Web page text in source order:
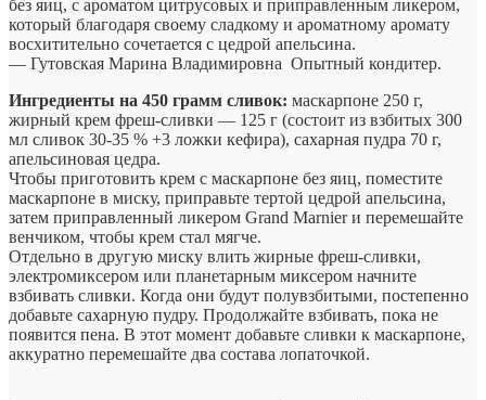
без яиц, с ароматом цитрусовых и приправленным ликером,
который благодаря своему сладкому и ароматному аромату
восхитительно сочетается с цедрой апельсина.
— Гутовская Марина Владимировна Опытный кондитер.
Ингредиенты на 450 грамм сливок: маскарпоне 250 г,
жирный крем фреш-сливки — 125 г (состоит из взбитых 300
мл сливок 30-35 % +3 ложки кефира), сахарная пудра 70 г,
апельсиновая цедра.
Чтобы приготовить крем с маскарпоне без яиц, поместите
маскарпоне в миску, приправьте тертой цедрой апельсина,
затем приправленный ликером Grand Marnier и перемешайте
венчиком, чтобы крем стал мягче.
Отдельно в другую миску влить жирные фреш-сливки,
электромиксером или планетарным миксером начните
взбивать сливки. Когда они будут полувзбитыми, постепенно
добавьте сахарную пудру. Продолжайте взбивать, пока не
появится пена. В этот момент добавьте сливки к маскарпоне,
аккуратно перемешайте два состава лопаточкой.